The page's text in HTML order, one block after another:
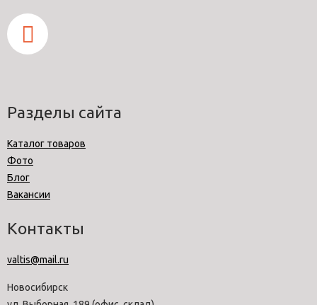
Разделы сайта
Каталог товаров
Фото
Блог
Вакансии
Контакты
valtis@mail.ru
Новосибирск